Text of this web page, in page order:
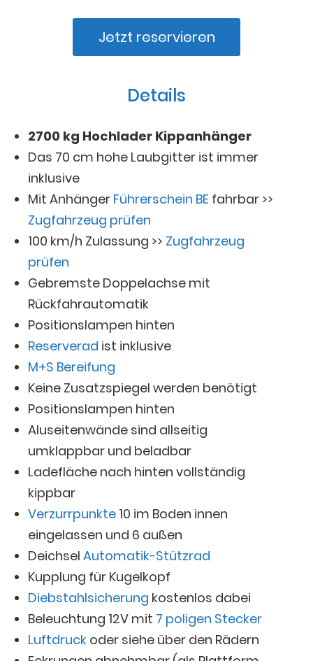
Jetzt reservieren
Details
2700 kg Hochlader Kippanhänger
Das 70 cm hohe Laubgitter ist immer
inklusive
Mit Anhänger Führerschein BE fahrbar >>
Zugfahrzeug prüfen
100 km/h Zulassung >> Zugfahrzeug
prüfen
Gebremste Doppelachse mit
Rückfahrautomatik
Positionslampen hinten
Reserverad ist inklusive
M+S Bereifung
Keine Zusatzspiegel werden benötigt
Positionslampen hinten
Aluseitenwände sind allseitig
umklappbar und beladbar
Ladefläche nach hinten vollständig
kippbar
Verzurrpunkte 10 im Boden innen
eingelassen und 6 außen
DeichselAutomatik-Stützrad
Kupplung für Kugelkopf
Diebstahlsicherung kostenlos dabei
Beleuchtung 12V mit 7 poligen Stecker
Luftdruck oder siehe über den Rädern